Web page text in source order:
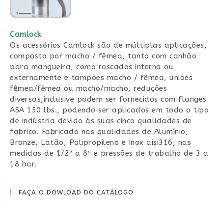
Camlock
Os acessórios Camlock são de múltiplas aplicações,
composto por macho / fêmea, tanto com canhão
para mangueira, como roscados interna ou
externamente e tampões macho / fêmea, uniões
fêmea/fêmea ou macho/macho, reduções
diversas,inclusive podem ser fornecidos com flanges
ASA 150 lbs., podendo ser aplicados em todo o tipo
de indústria devido ás suas cinco qualidades de
fabrico. Fabricado nas qualidades de Alumínio,
Bronze, Latão, Polipropileno e Inox aisi316, nas
medidas de 1/2″ a 8″ e pressões de trabalho de 3 a
18 bar.
FAÇA O DOWLOAD DO CATÁLOGO